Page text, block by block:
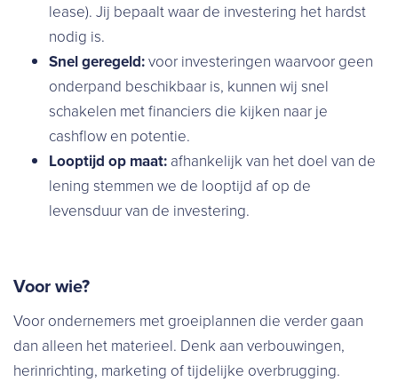
lease). Jij bepaalt waar de investering het hardst
nodig is.
Snel geregeld:voor investeringen waarvoor geen
onderpand beschikbaar is, kunnen wij snel
schakelen met financiers die kijken naar je
cashflow en potentie.
Looptijd op maat: afhankelijk van het doel van de
lening stemmen we de looptijd af op de
levensduur van de investering.
Voor wie?
Voor ondernemers met groeiplannen die verder gaan
dan alleen het materieel. Denk aan verbouwingen,
herinrichting, marketing of tijdelijke overbrugging.